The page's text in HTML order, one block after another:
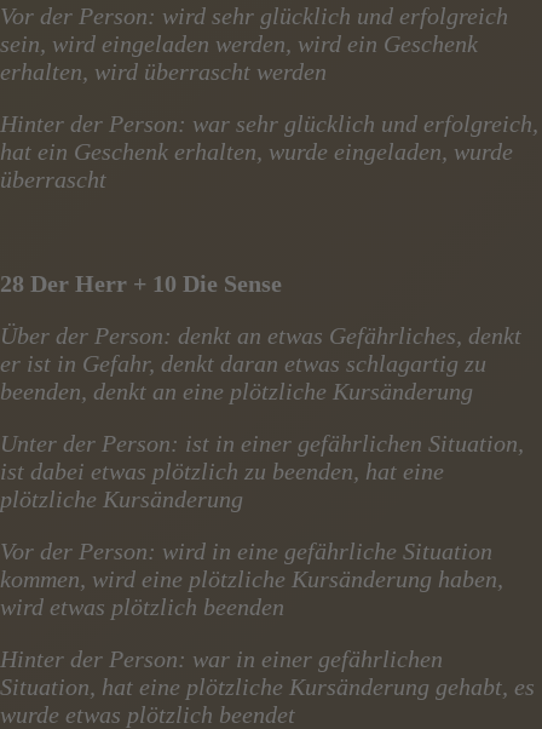
Vor der Person: wird sehr glücklich und erfolgreich
sein, wird eingeladen werden, wird ein Geschenk
erhalten, wird überrascht werden
Hinter der Person: war sehr glücklich und erfolgreich,
hat ein Geschenk erhalten, wurde eingeladen, wurde
überrascht
28 Der Herr + 10 Die Sense
Über der Person: denkt an etwas Gefährliches, denkt
er ist in Gefahr, denkt daran etwas schlagartig zu
beenden, denkt an eine plötzliche Kursänderung
Unter der Person: ist in einer gefährlichen Situation,
ist dabei etwas plötzlich zu beenden, hat eine
plötzliche Kursänderung
Vor der Person: wird in eine gefährliche Situation
kommen, wird eine plötzliche Kursänderung haben,
wird etwas plötzlich beenden
Hinter der Person: war in einer gefährlichen
Situation, hat eine plötzliche Kursänderung gehabt, es
wurde etwas plötzlich beendet